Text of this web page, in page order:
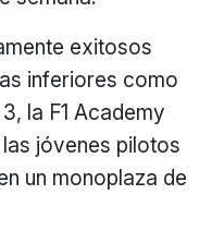
exitosos
inferiores como
la F1 Academy
jóvenes pilotos
un monoplaza de